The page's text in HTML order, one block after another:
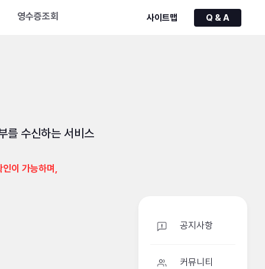
공지사항
커뮤니티
영수증조회 사이트맵 Q & A
를 수신하는 서비스